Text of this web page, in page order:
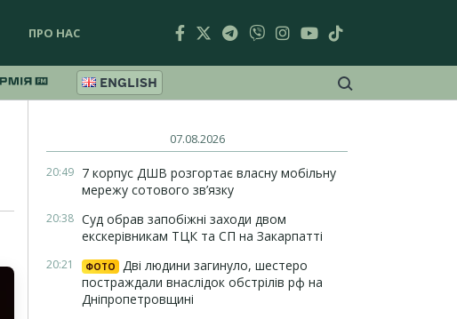
ПРО НАС
ENGLISH
07.08.2026
20:49 7 корпус ДШВ розгортає власну мобільну
мережу сотового зв’язку
20:38 Суд обрав запобіжні заходи двом
екскерівникам ТЦК та СП на Закарпатті
20:21 ФОТО
Дві людини загинуло, шестеро
постраждали внаслідок обстрілів рф на
Дніпропетровщині